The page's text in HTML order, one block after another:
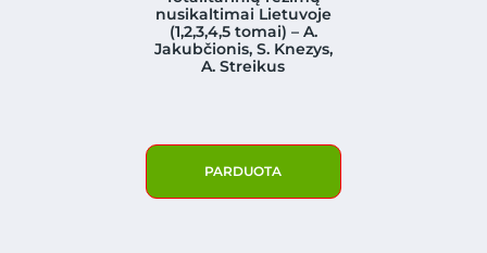
nusikaltimai Lietuvoje
(1,2,3,4,5 tomai) – A.
Jakubčionis, S. Knezys,
A. Streikus
PARDUOTA